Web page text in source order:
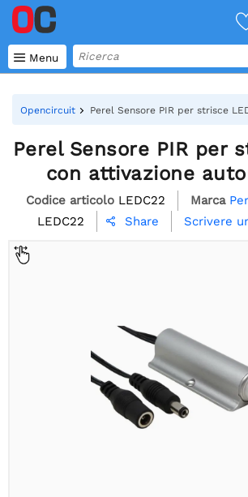
 Menu
Opencircuit Perel Sensore PIR per strisce
Perel Sensore PIR per
con attivazione
Codice articolo LEDC22 Marca
LEDC22
 Share Scrivere